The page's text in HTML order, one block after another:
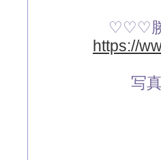
♡♡♡勝
https://
写